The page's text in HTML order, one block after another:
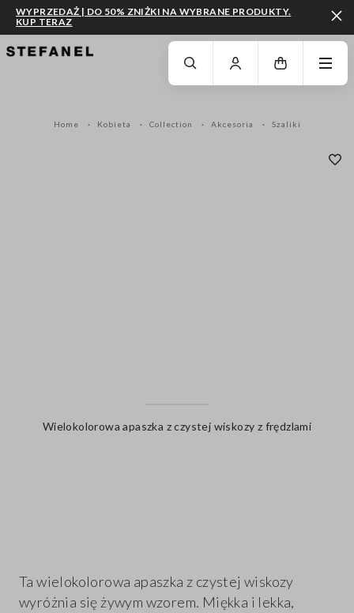
PRZEJDŹ DO GŁÓWNEJ TREŚCI PRZEWIŃ NA DÓŁ STRONY
WYPRZEDAŻ | DO 50% ZNIŻKI NA WYBRANE PRODUKTY.
KUP TERAZ
Home Kobieta Collection Akcesoria Szaliki
Wielokolorowa apaszka z czystej wiskozy z frędzlami
Ta wielokolorowa apaszka z czystej wiskozy
wyróżnia się żywym wzorem. Miękka i lekka,